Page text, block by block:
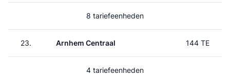
8 tariefeenheden
23. Arnhem Centraal 144 TE
4 tariefeenheden